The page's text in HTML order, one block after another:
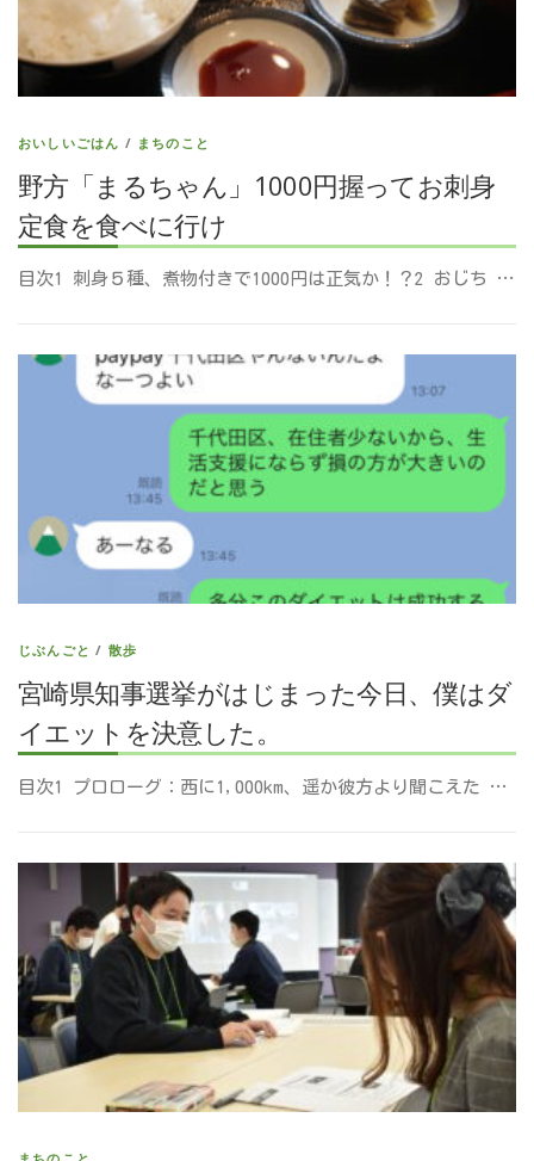
おいしいごはん / まちのこと
野方「まるちゃん」1000円握ってお刺身
定食を食べに行け
目次1 刺身５種、煮物付きで1000円は正気か！？2 おじち …
じぶんごと / 散歩
宮崎県知事選挙がはじまった今日、僕はダ
イエットを決意した。
目次1 プロローグ：西に1,000km、遥か彼方より聞こえた …